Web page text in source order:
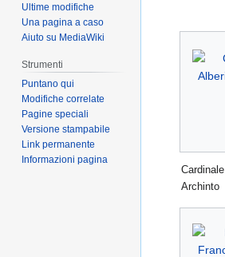
Archinto
Ultime modifiche
Una pagina a caso
Aiuto su MediaWiki
Strumenti
Puntano qui
Modifiche correlate
Pagine speciali
Versione stampabile
Link permanente
Informazioni pagina